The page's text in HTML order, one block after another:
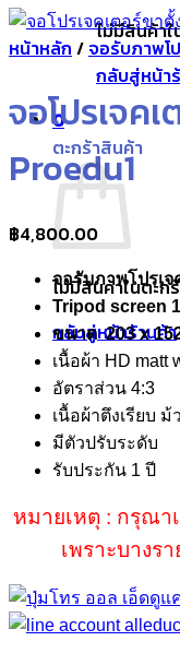
ไม่มีสินค้าใ
กลับสู่หน้า
0
ตะกร้าสินค้า
ไม่มีสินค้าในตะก
กลับสู่หน้าร้านค้า
หน้าหลัก / จอรับภาพโ
จอโปรเจค
Proedu1
฿4,800.00
จอรับภาพโปรเ
Tripod screen
ขนาด 203 x
เนื้อผ้า HD matt
อัตราส่วน 4:3
เนื้อผ้าตึงเรียบ ม้
มีตัวปรับระดับ
รับประกัน 1 ปี
หมายเหตุ : กรุณา
เพราะบางร